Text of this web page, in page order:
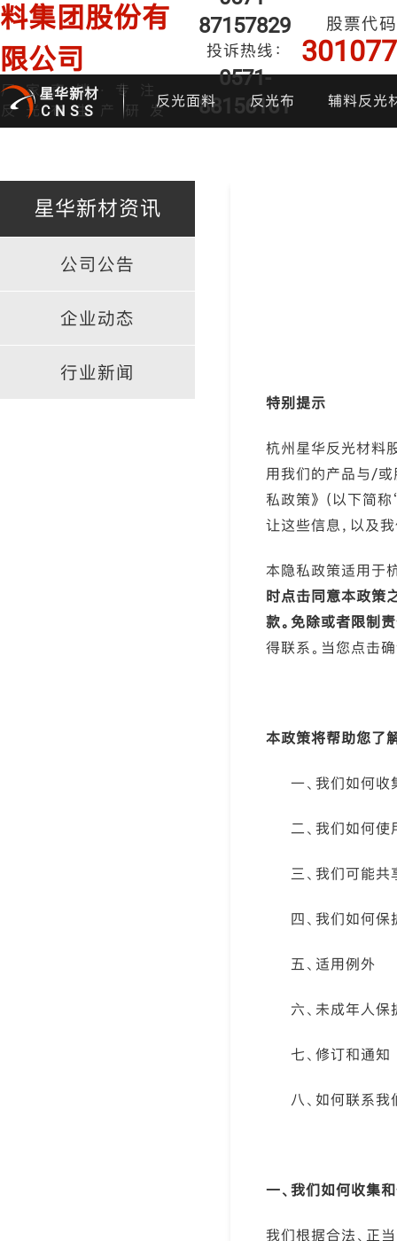
料集团股份有
限公司
厂家直销·专注
反光布生产研发
87157829
投诉热线：
0571-
88156161
股票代码
301077
星华新材
CNSS
反光面料 反光布 辅料反光
星华新材资讯
公司公告
企业动态
行业新闻
特别提示
杭州星华反光材料
用我们的产品与/或
私政策》（以下简称
让这些信息，以及
本隐私政策适用于
时点击同意本政策
款。免除或者限制
得联系。当您点击
本政策将帮助您了
一、我们如何收
二、我们如何
三、我们可能
四、我们如何
五、适用例外
六、未成年人保
七、修订和通知
八、如何联系我
一、我们如何收集
我们根据合法、正